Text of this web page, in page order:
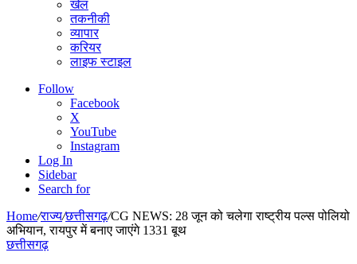
खेल
तकनीकी
व्यापार
करियर
लाइफ स्टाइल
Follow
Facebook
X
YouTube
Instagram
Log In
Sidebar
Search for
Home/राज्य/छत्तीसगढ़/CG NEWS: 28 जून को चलेगा राष्ट्रीय पल्स पोलियो
अभियान, रायपुर में बनाए जाएंगे 1331 बूथ
छत्तीसगढ़